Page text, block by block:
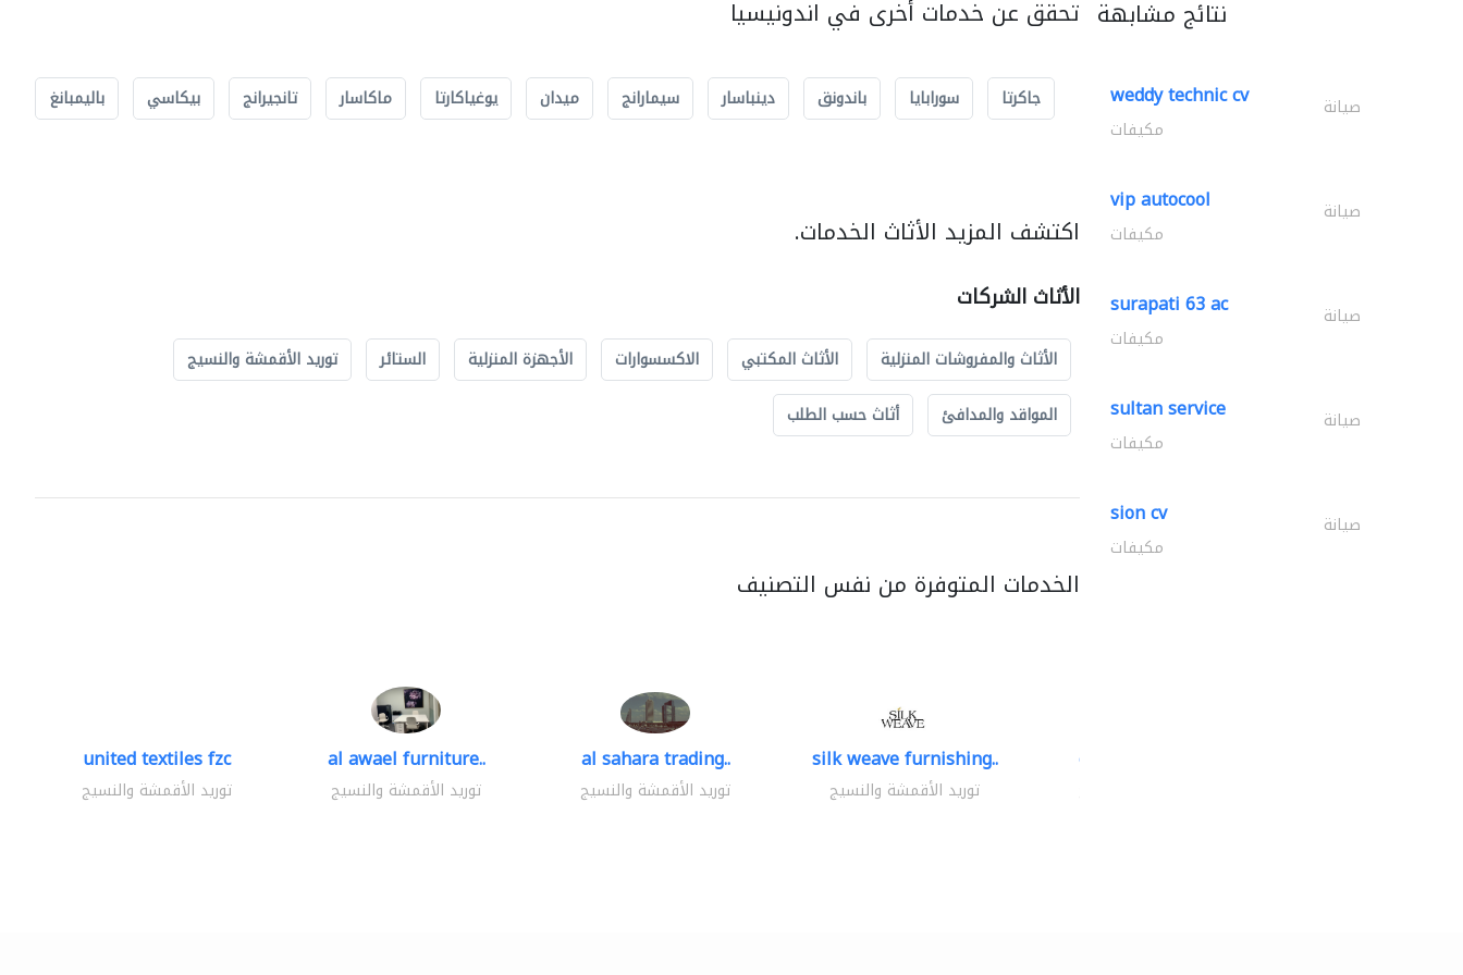
تحقق عن خدمات أخرى في اندونيسيا
جاكرتا سورابايا باندونق دينباسار سيمارانج ميدان يوغياكارتا ماكاسار تانجيرانج بيكاسي باليمبانغ
اكتشف المزيد الأثاث الخدمات.
الأثاث الشركات
الأثاث والمفروشات المنزلية الأثاث المكتبي الاكسسوارات الأجهزة المنزلية الستائر
توريد الأقمشة والنسيج
المواقد والمدافئ
أثاث حسب الطلب
الخدمات المتوفرة من نفس التصنيف
united textiles fzc
توريد الأقمشة والنسيج
al awael furniture..
توريد الأقمشة والنسيج
al sahara trading..
توريد الأقمشة والنسيج
silk weave furnishing..
توريد الأقمشة والنسيج
chrysels decore llc
نتائج مشابهة
weddy technic cv صيانة
مكيفات
vip autocool صيانة
مكيفات
surapati 63 ac صيانة
مكيفات
sultan service صيانة
مكيفات
sion cv صيانة
مكيفات